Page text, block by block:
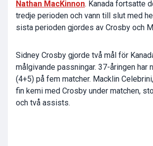
Nathan MacKinnon. Kanada fortsatte
tredje perioden och vann till slut med
sista perioden gjordes av Crosby och
Sidney Crosby gjorde två mål för
målgivande passningar. 37-åringen har
(4+5) på fem matcher. Macklin Celebrini
fin kemi med Crosby under matchen,
och två assists.